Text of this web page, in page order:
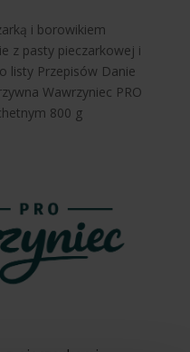
i borowikiem
z pasty pieczarkowej i
listy Przepisów Danie
Wawrzyniec PRO
800 g